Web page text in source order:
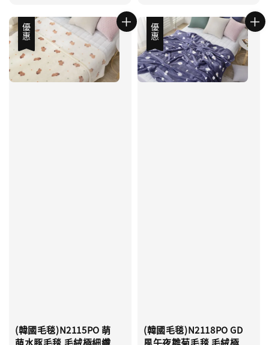
優惠
(韓國毛毯)N2115PO 萌
萌水豚毛毯 毛絨極細纖
優惠
(韓國毛毯)N2118PO GD
風午夜雛菊毛毯 毛絨極